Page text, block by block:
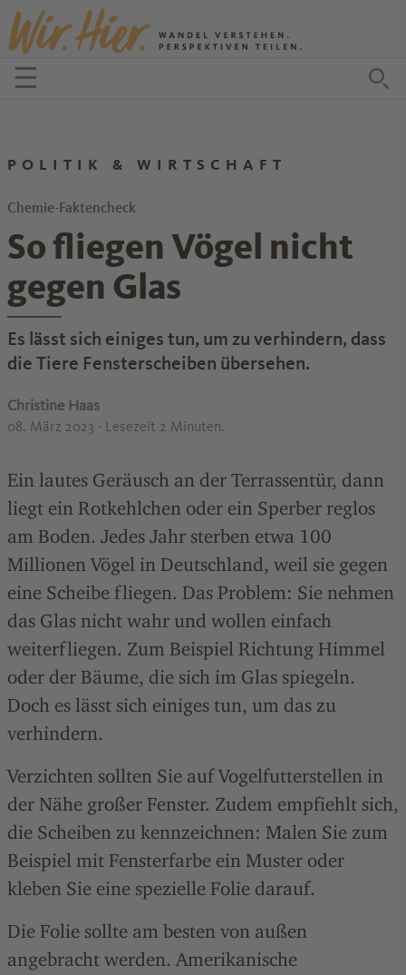
Zum Inhalt springen
☰Menü öffnen
POLITIK & WIRTSCHAFT
Chemie-Faktencheck
So fliegen Vögel nicht
gegen Glas
Es lässt sich einiges tun, um zu verhindern, dass
die Tiere Fensterscheiben übersehen.
Christine Haas
08. März 2023 · Lesezeit 2 Minuten.
Ein lautes Geräusch an der Terrassentür, dann
liegt ein Rotkehlchen oder ein Sperber reglos
am Boden. Jedes Jahr sterben etwa 100
Millionen Vögel in Deutschland, weil sie gegen
eine Scheibe fliegen. Das Problem: Sie nehmen
das Glas nicht wahr und wollen einfach
weiterfliegen. Zum Beispiel Richtung Himmel
oder der Bäume, die sich im Glas spiegeln.
Doch es lässt sich einiges tun, um das zu
verhindern.
Verzichten sollten Sie auf Vogelfutterstellen in
der Nähe großer Fenster. Zudem empfiehlt sich,
die Scheiben zu kennzeichnen: Malen Sie zum
Beispiel mit Fensterfarbe ein Muster oder
kleben Sie eine spezielle Folie darauf.
Die Folie sollte am besten von außen
angebracht werden. Amerikanische